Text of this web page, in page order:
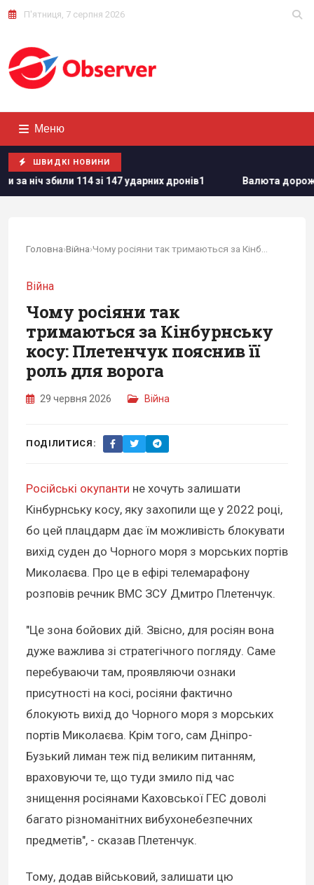
П'ятниця, 7 серпня 2026
Меню
ШВИДКІ НОВИНИ
114 зі 147 ударних дронів1 Валюта дорожчає перед
Головна›Війна›
Війна
Чому росіяни так
тримаються за Кінбурнську
косу: Плетенчук пояснив її
роль для ворога
29 червня 2026 Війна
ПОДІЛИТИСЯ:
Російські окупанти не хочуть залишати
Кінбурнську косу, яку захопили ще у 2022 році,
бо цей плацдарм дає їм можливість блокувати
вихід суден до Чорного моря з морських портів
Миколаєва. Про це в ефірі телемарафону
розповів речник ВМС ЗСУ Дмитро Плетенчук.
"Це зона бойових дій. Звісно, для росіян вона
дуже важлива зі стратегічного погляду. Саме
перебуваючи там, проявляючи ознаки
присутності на косі, росіяни фактично
блокують вихід до Чорного моря з морських
портів Миколаєва. Крім того, сам Дніпро-
Бузький лиман теж під великим питанням,
враховуючи те, що туди змило під час
знищення росіянами Каховської ГЕС доволі
багато різноманітних вибухонебезпечних
предметів", - сказав Плетенчук.
Тому, додав військовий, залишати цю